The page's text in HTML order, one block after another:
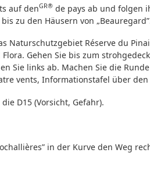
auf denGR®de pays ab und folgen
zu den Häusern von
Naturschutzgebiet Réserve du
Gehen Sie bis zum
Sie links ab. Machen Sie die
vents, Informationstafel über den
D15 (Vorsicht, Gefahr).
in der Kurve den Weg